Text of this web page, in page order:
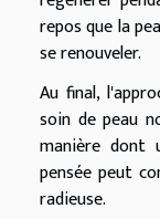
repos que la
se renouveler.
Au final,
soin de peau
manière dont
pensée peut
radieuse.